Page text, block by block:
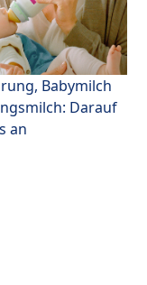
Babymilch
Darauf
an